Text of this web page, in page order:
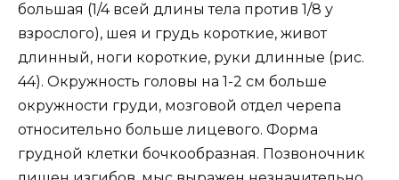
большая (1/4 всей длины тела против 1/8 у
взрослого), шея и грудь короткие, живот
длинный, ноги короткие, руки длинные (рис.
44). Окружность головы на 1-2 см больше
окружности груди, мозговой отдел черепа
относительно больше лицевого. Форма
грудной клетки бочкообразная. Позвоночник